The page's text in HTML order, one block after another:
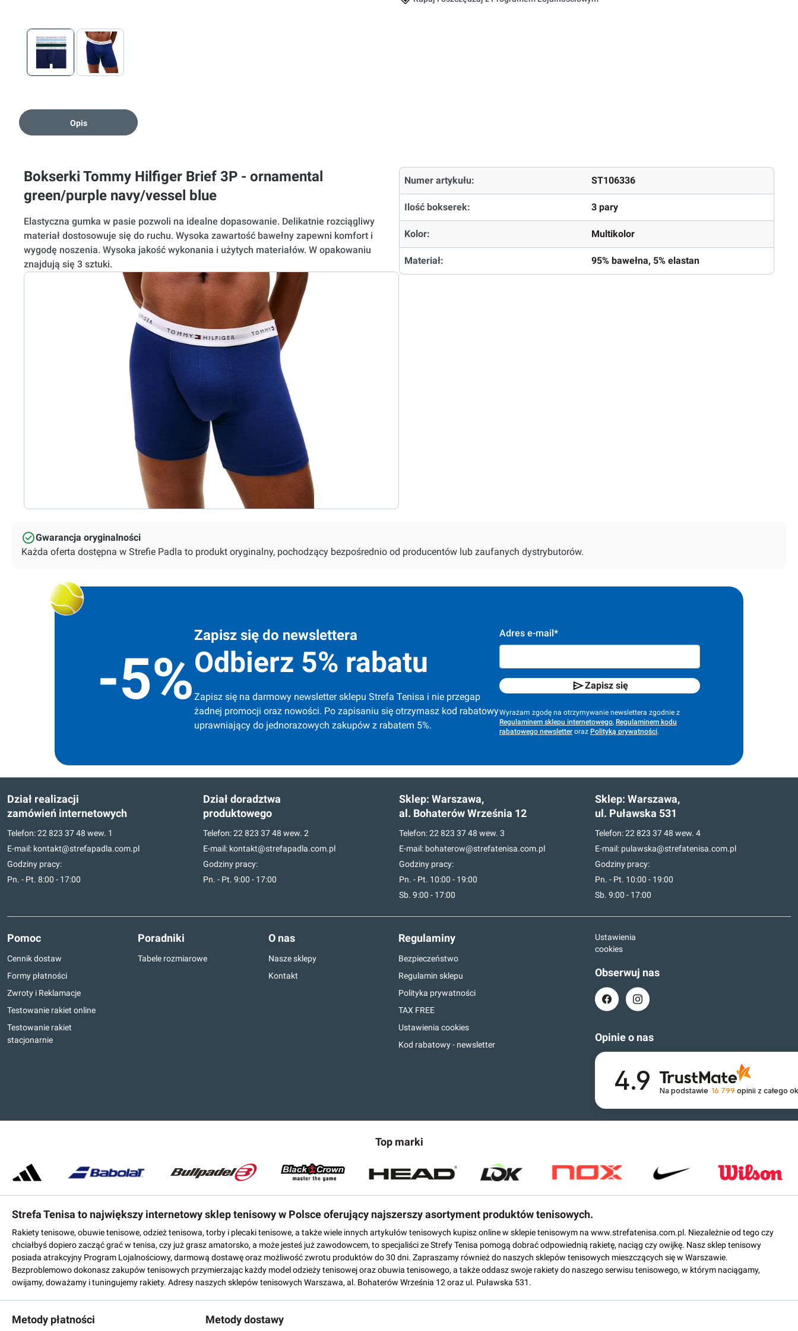
Opis
Bokserki Tommy Hilfiger Brief 3P - ornamental
green/purple navy/vessel blue
Elastyczna gumka w pasie pozwoli na idealne dopasowanie. Delikatnie rozciągliwy
materiał dostosowuje się do ruchu. Wysoka zawartość bawełny zapewni komfort i
wygodę noszenia. Wysoka jakość wykonania i użytych materiałów. W opakowaniu
znajdują się 3 sztuki.
Numer artykułu: ST106336
Ilość bokserek: 3 pary
Kolor: Multikolor
Materiał: 95% bawełna, 5% elastan
Gwarancja oryginalności
Każda oferta dostępna w Strefie Padla to produkt oryginalny, pochodzący bezpośrednio od producentów lub zaufanych dystrybutorów.
-5%
Zapisz się do newslettera
Odbierz 5% rabatu
Zapisz się na darmowy newsletter sklepu Strefa Tenisa i nie przegap
żadnej promocji oraz nowości. Po zapisaniu się otrzymasz kod rabatowy
uprawniający do jednorazowych zakupów z rabatem 5%.
Adres e-mail*
Zapisz się
Wyrażam zgodę na otrzymywanie newslettera zgodnie z
Regulaminem sklepu internetowego, Regulaminem kodu
rabatowego newsletter oraz Polityką prywatności.
Dział realizacji
zamówień internetowych
Telefon:22 823 37 48 wew. 1
E-mail: kontakt@strefapadla.com.pl
Godziny pracy:
Pn. - Pt. 8:00 - 17:00
Dział doradztwa
produktowego
Telefon:22 823 37 48 wew. 2
E-mail: kontakt@strefapadla.com.pl
Godziny pracy:
Pn. - Pt. 9:00 - 17:00
Sklep: Warszawa,
al. Bohaterów Września 12
Telefon:22 823 37 48 wew. 3
E-mail: bohaterow@strefatenisa.com.pl
Godziny pracy:
Pn. - Pt. 10:00 - 19:00
Sb. 9:00 - 17:00
Sklep: Warszawa,
ul. Puławska 531
Telefon:22 823 37 48 wew. 4
E-mail: pulawska@strefatenisa.com.pl
Godziny pracy:
Pn. - Pt. 10:00 - 19:00
Sb. 9:00 - 17:00
Pomoc
Cennik dostaw
Formy płatności
Zwroty i Reklamacje
Testowanie rakiet online
Testowanie rakiet
stacjonarnie
Poradniki
Tabele rozmiarowe
O nas
Nasze sklepy
Kontakt
Regulaminy
Bezpieczeństwo
Regulamin sklepu
Polityka prywatności
TAX FREE
Ustawienia cookies
Kod rabatowy - newsletter
Ustawienia
cookies
Obserwuj nas
Opinie o nas
4.9 Na podstawie 16 799 opinii z całego
Top marki
Strefa Tenisa to największy internetowy sklep tenisowy w Polsce oferujący najszerszy asortyment produktów tenisowych.
Rakiety tenisowe, obuwie tenisowe, odzież tenisowa, torby i plecaki tenisowe, a także wiele innych artykułów tenisowych kupisz online w sklepie tenisowym na www.strefatenisa.com.pl. Niezależnie od tego czy
chciałbyś dopiero zacząć grać w tenisa, czy już grasz amatorsko, a może jesteś już zawodowcem, to specjaliści ze Strefy Tenisa pomogą dobrać odpowiednią rakietę, naciąg czy owijkę. Nasz sklep tenisowy
posiada atrakcyjny Program Lojalnościowy, darmową dostawę oraz możliwość zwrotu produktów do 30 dni. Zapraszamy również do naszych sklepów tenisowych mieszczących się w Warszawie.
Bezproblemowo dokonasz zakupów tenisowych przymierzając każdy model odzieży tenisowej oraz obuwia tenisowego, a także oddasz swoje rakiety do naszego serwisu tenisowego, w którym naciągamy,
owijamy, doważamy i tuningujemy rakiety. Adresy naszych sklepów tenisowych Warszawa, al. Bohaterów Września 12 oraz ul. Puławska 531.
Metody płatności Metody dostawy